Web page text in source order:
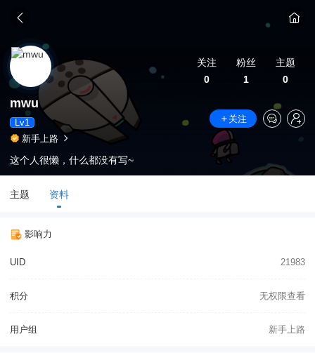
关注
0
粉丝
1
主题
0
mwu
Lv1
关注
新手上路
这个人很懒，什么都没有写~
主题 资料
影响力
UID 21983
积分 无权限查看
用户组 新手上路